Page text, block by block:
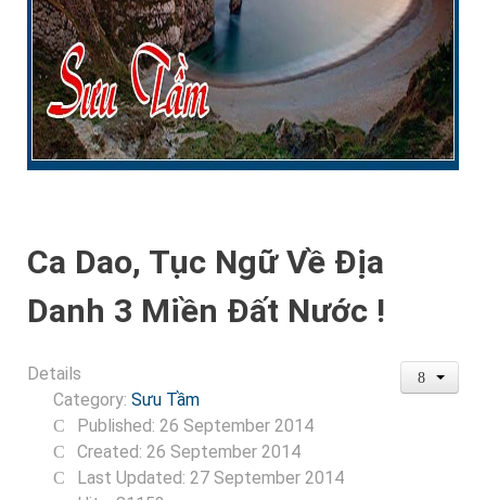
Ca Dao, Tục Ngữ Về Địa
Danh 3 Miền Đất Nước !
Details
Category: Sưu Tầm
Published: 26 September 2014
Created: 26 September 2014
Last Updated: 27 September 2014